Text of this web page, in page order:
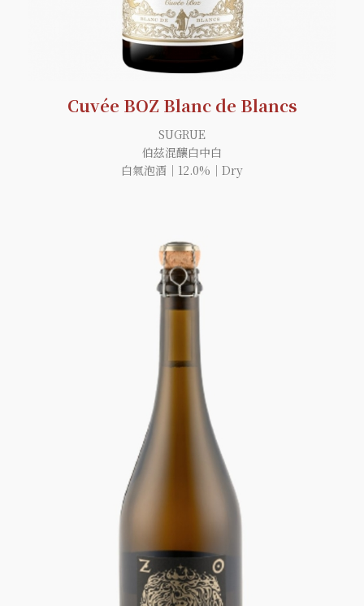
Cuvée BOZ Blanc de Blancs
SUGRUE
伯茲混釀白中白
白氣泡酒｜12.0%｜Dry